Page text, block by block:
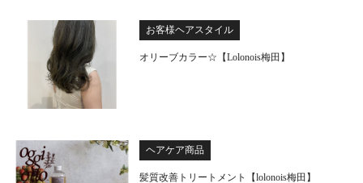
お客様ヘアスタイル
オリーブカラー☆【Lolonois梅田】
ヘアケア商品
髪質改善トリートメント【lolonois梅田】